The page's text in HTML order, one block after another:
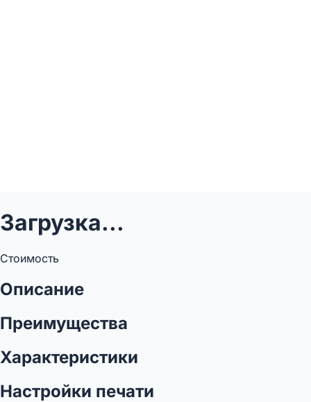
Загрузка...
Стоимость
Описание
Преимущества
Характеристики
Настройки печати